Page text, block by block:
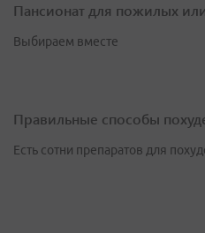
Пансионат для пожилых
Выбираем вместе
Правильные способы
Есть сотни препаратов для